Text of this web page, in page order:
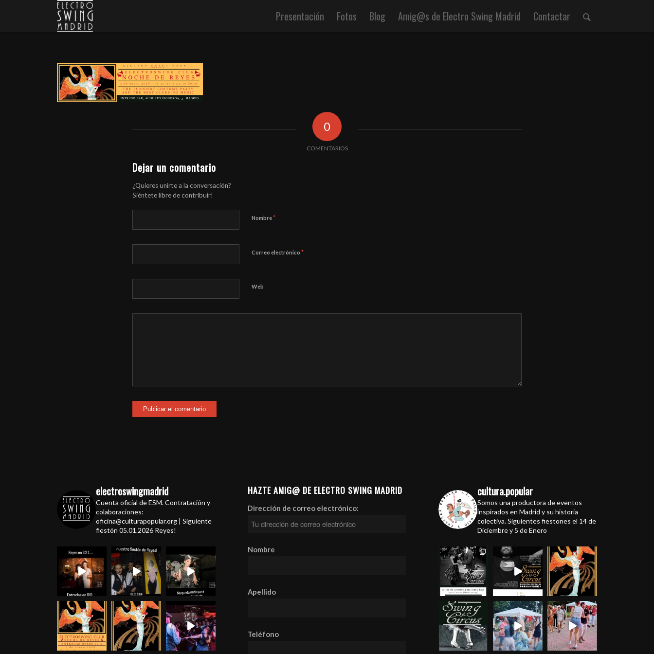
Presentación Fotos Blog Amig@s de Electro Swing Madrid Contactar
0
COMENTARIOS
Dejar un comentario
¿Quieres unirte a la conversación?
Siéntete libre de contribuir!
Nombre*
Correo electrónico *
Web
electroswingmadrid
Cuenta oficial de ESM. Contratación y
colaboraciones:
oficina@culturapopular.org | Siguiente
fiestón 05.01.2026 Reyes!
HAZTE AMIG@ DE ELECTRO SWING MADRID
Dirección de correo electrónico:
Nombre
Apellido
Teléfono
cultura.popular
Somos una productora de eventos
inspirados en Madrid y su historia
colectiva. Siguientes fiestones el 14 de
Diciembre y 5 de Enero